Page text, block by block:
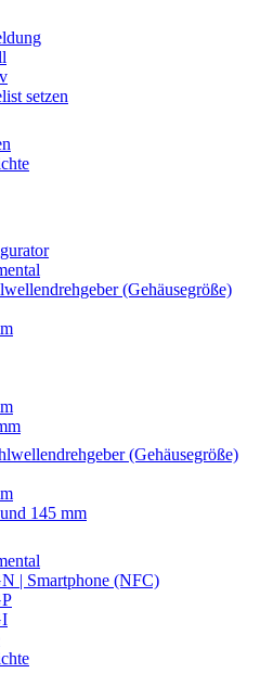
setzen
(Gehäusegröße)
(Gehäusegröße)
145 mm
| Smartphone (NFC)